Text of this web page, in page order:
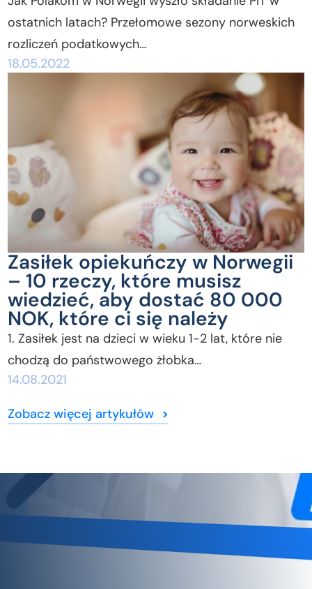
ostatnich latach? Przełomowe sezony norweskich
rozliczeń podatkowych…
18.05.2022
Zasiłek opiekuńczy w Norwegii
– 10 rzeczy, które musisz
wiedzieć, aby dostać 80 000
NOK, które ci się należy
1. Zasiłek jest na dzieci w wieku 1-2 lat, które nie
chodzą do państwowego żłobka…
14.08.2021
Zobacz więcej artykułów